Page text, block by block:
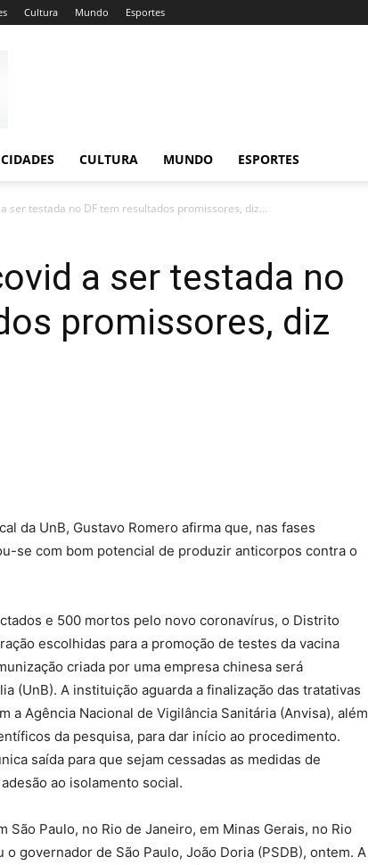
Cultura Mundo Esportes
CIDADES CULTURA MUNDO ESPORTES
ser testada no DF tem resultados promissores, diz...
a ser testada no
promissores, diz
da UnB, Gustavo Romero afirma que, nas fases
se com bom potencial de produzir anticorpos contra o
e 500 mortos pelo novo coronavírus, o Distrito
escolhidas para a promoção de testes da vacina
criada por uma empresa chinesa será
(UnB). A instituição aguarda a finalização das tratativas
a Agência Nacional de Vigilância Sanitária (Anvisa), além
da pesquisa, para dar início ao procedimento.
saída para que sejam cessadas as medidas de
ao isolamento social.
Paulo, no Rio de Janeiro, em Minas Gerais, no Rio
governador de São Paulo, João Doria (PSDB), ontem. A